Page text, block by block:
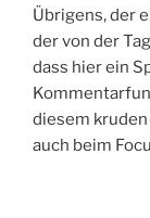
Übrigens, der
der von der
dass hier ein
diesem
auch beim